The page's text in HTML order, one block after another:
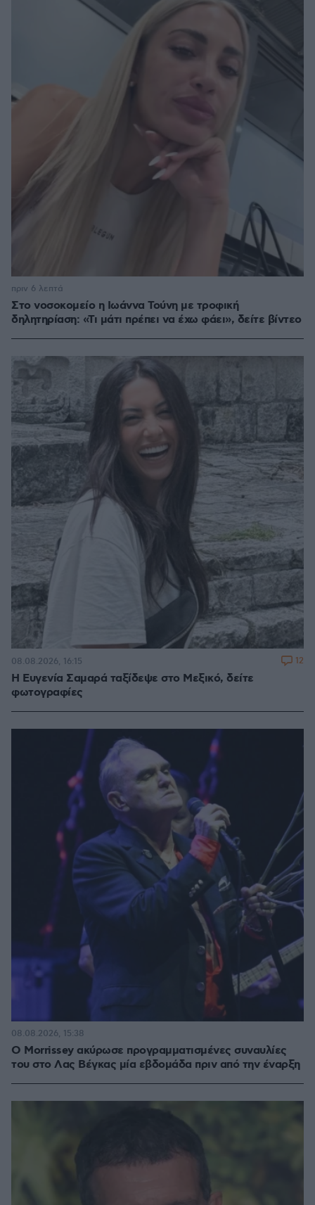
Στο νοσοκομείο η Ιωάννα Τούνη με τροφική
δηλητηρίαση: «Τι μάτι πρέπει να έχω φάει», δείτε βίντεο
πριν 6 λεπτά
Η Ευγενία Σαμαρά ταξίδεψε στο Μεξικό, δείτε
φωτογραφίες
08.08.2026, 16:15 12
Ο Morrissey ακύρωσε προγραμματισμένες συναυλίες
του στο Λας Βέγκας μία εβδομάδα πριν από την έναρξη
08.08.2026, 15:38